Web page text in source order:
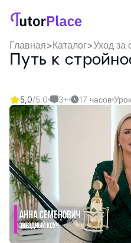
Главная>Каталог>Уход за
Путь к
5,0/5.0 3+ 17 часов